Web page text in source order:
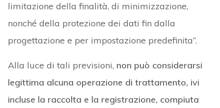
limitazione della finalità, di minimizzazione,
nonché della protezione dei dati fin dalla
progettazione e per impostazione predefinita”.
Alla luce di tali previsioni, non può considerarsi
legittima alcuna operazione di trattamento, ivi
incluse la raccolta e la registrazione, compiuta